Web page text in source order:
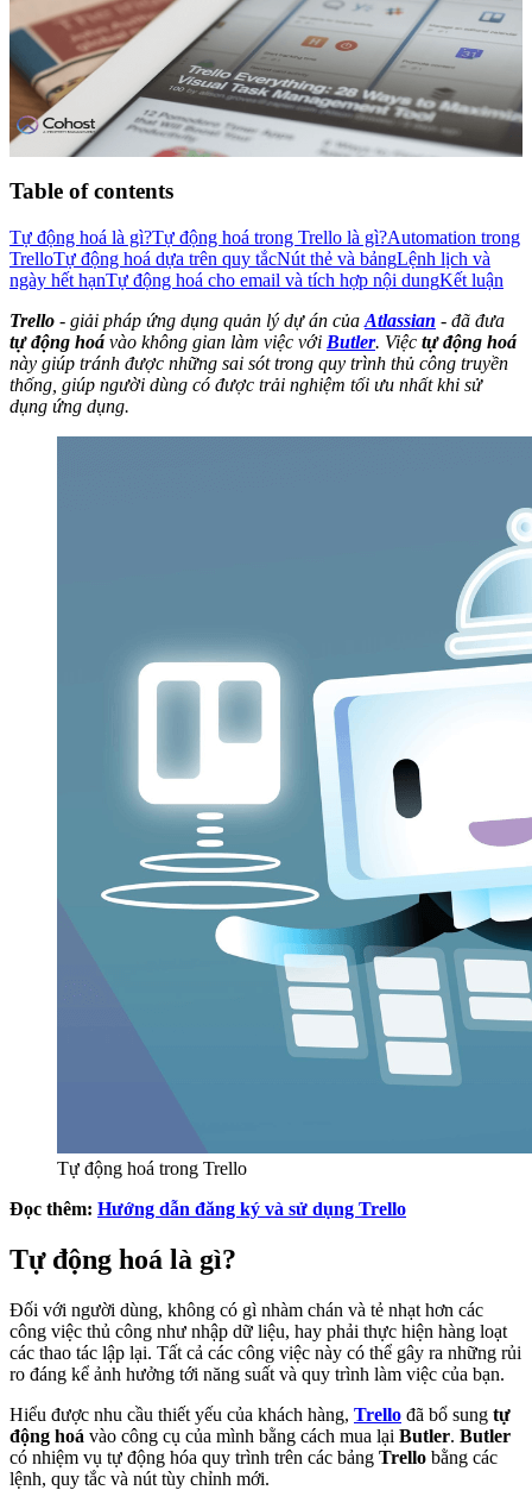
Table of contents
Tự động hoá là gì?Tự động hoá trong Trello là gì?Automation trong
TrelloTự động hoá dựa trên quy tắcNút thẻ và bảngLệnh lịch và
ngày hết hạnTự động hoá cho email và tích hợp nội dungKết luận
Trello - giải pháp ứng dụng quản lý dự án của Atlassian - đã đưa
tự động hoá vào không gian làm việc với Butler. Việc tự động hoá
này giúp tránh được những sai sót trong quy trình thủ công truyền
thống, giúp người dùng có được trải nghiệm tối ưu nhất khi sử
dụng ứng dụng.
Tự động hoá trong Trello
Đọc thêm: Hướng dẫn đăng ký và sử dụng Trello
Tự động hoá là gì?
Đối với người dùng, không có gì nhàm chán và tẻ nhạt hơn các
công việc thủ công như nhập dữ liệu, hay phải thực hiện hàng loạt
các thao tác lập lại. Tất cả các công việc này có thể gây ra những rủi
ro đáng kể ảnh hưởng tới năng suất và quy trình làm việc của bạn.
Hiểu được nhu cầu thiết yếu của khách hàng, Trello đã bổ sung tự
động hoá vào công cụ của mình bằng cách mua lại Butler. Butler
có nhiệm vụ tự động hóa quy trình trên các bảng Trello bằng các
lệnh, quy tắc và nút tùy chỉnh mới.